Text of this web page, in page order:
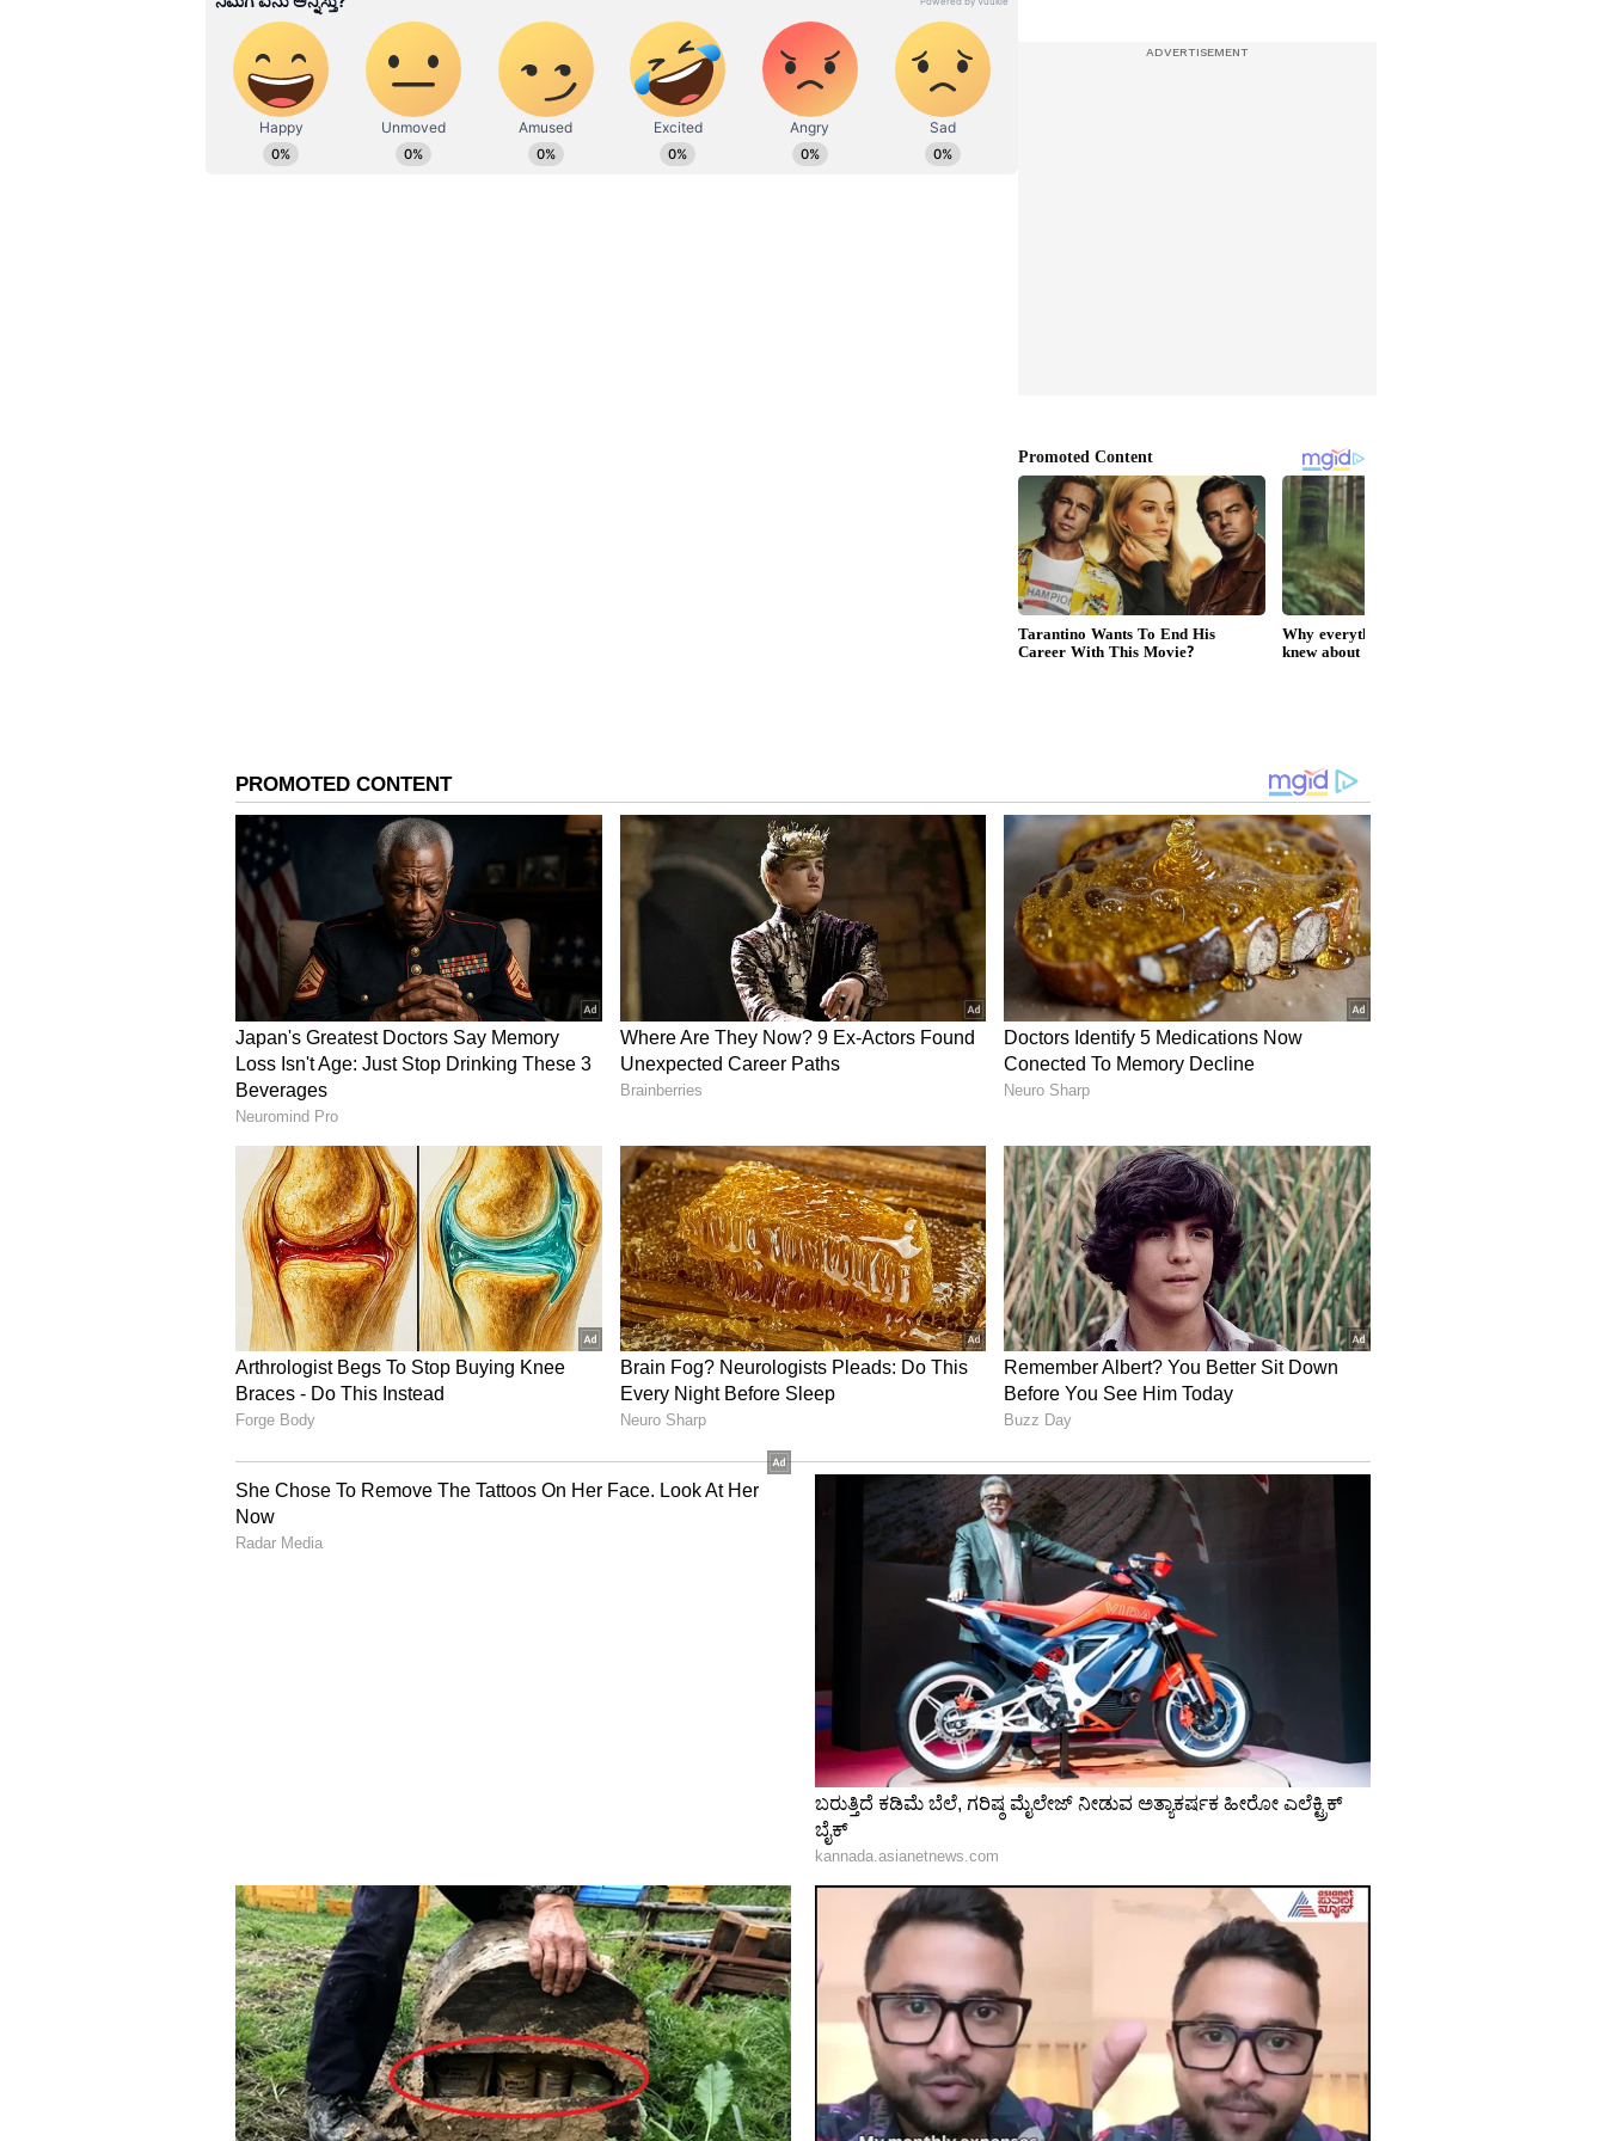
ಮೇಲೆ ಉಂಟಾಗುವ ಒತ್ತಡ ಇತ್ಯಾದಿ. ಇನ್ನು ಕೆಲವು ಹವ್ಯಾಸದಿಂದಾಗಿ ದೇಹದ ಮೇಲೆ ಉಂಟಾಗುವ
ಪರಿಣಾಮಗಳು- ಅತಿಯಾದ ಧೂಮಪಾನ ಅಥವಾ ಮದ್ಯಪಾನದಿಂದಾಗಿ, ಸೆಕ್ಸ್‌ನಲ್ಲಿ ಸಾಕಷ್ಟು ಸರಿಯಾಗಿ
ಪರ್‌ಫಾರ್ಮೆನ್ಸ್ ಮಾಡಲು ಸಾಧ್ಯವಾಗದು. ಯಾಕೆಂದರೆ ಲೈಂಗಿಕ ಸ್ರಾವಗಳು ಸೂಕ್ತ ಸಮಯಕ್ಕೆ ಸರಿಯಾಗಿ
ಆಗುವುದೇ ಇಲ್ಲ.
ಹವ್ಯಾಸದಿಂದಾಗಿ ಹೀಗಾಗಿದ್ದರೆ ಹವ್ಯಾಸಗಳನ್ನು ಬಿಡದೆ ಬೇರೆ ದಾರಿ ಇಲ್ಲ. ಬಿಪಿ ಅಥವಾ ಮಧುಮೇಹ ಅಥವಾ
ಪ್ರಾಸ್ಟೇಟ್ ಸಮಸ್ಯೆಯಿಂದಾಗಿ ಹೀಗಾಗುತ್ತಿದೆಯೇ ಎಂಬುದನ್ನೂ ಪರೀಕ್ಷಿಸಿ. ನಿಮ್ಮ ಪತಿ ಒಮ್ಮೆ ದೇಹದ ಸಮಗ್ರ
ಪರೀಕ್ಷೆ ಮಾಡಿಸಿಕೊಳ್ಳಲಿ. ಪತಿಯ ದೇಹದ ತೂಕ ಎಷ್ಟಿದೆ? ಕೆಲವೊಮ್ಮೆ ಅಗತ್ಯಕ್ಕಿಂತ ತುಂಬಾ ಕಡಿಮೆ ಇದ್ದರೆ,
ಅಗತ್ಯಕ್ಕಿಂತ ತುಂಬಾ ಹೆಚ್ಚಿದ್ದರೂ ಸಮಸ್ಯೆ ಉಂಟಾಗುತ್ತದೆ.
ದೇಹದ ಸಮಸ್ಯೆ ಏನೂ ಇಲ್ಲ ಎಂದಾದರೆ ನೀವು ಕೌನ್ಸೆಲಿಂಗ್ ಮಾಡಿಸಿಕೊಳ್ಳುವುದು ಅಥವಾ ಮನೋವೈದ್ಯರ
ಬಳಿಗೆ ಹೋಗುವುದು ಅನಿವಾರ್ಯ. ಈ ವಿಚಾರದಲ್ಲಿ ಸಂಕೋಚ ಬೇಡ. ನೀವೇ ಮುಂದಾಳುತ್ವ ವಹಿಸಿ ಗಂಡನನ್ನು
ಕರೆದೊಯ್ದು ಪರೀಕ್ಷೆ ಮಾಡಿಸಿ. ನಿಮ್ಮ ಲೈಂಗಿಕ ಜೀವದ ಸುಖಮಯ ಆಗಿರಬೇಕು ಎಂದಾದರೆ ನೀವು ಧೈರ್ಯ
ಮಾಡಲೇಬೇಕು.
ವಯಸ್ಸಿನಲ್ಲಿ ಇಷ್ಟೊಂದು ಅಂತರವಿದ್ದರೆ ಗಂಡ ಮತ್ತು ಹೆಂಡತಿಗೆ ಆ ಸುಖ ಇರುವುದಿಲ್ಲ